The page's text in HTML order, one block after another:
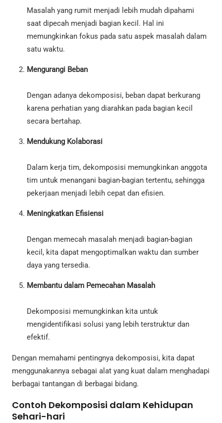
Masalah yang rumit menjadi lebih mudah dipahami
saat dipecah menjadi bagian kecil. Hal ini
memungkinkan fokus pada satu aspek masalah dalam
satu waktu.
Mengurangi Beban
Dengan adanya dekomposisi, beban dapat berkurang
karena perhatian yang diarahkan pada bagian kecil
secara bertahap.
Mendukung Kolaborasi
Dalam kerja tim, dekomposisi memungkinkan anggota
tim untuk menangani bagian-bagian tertentu, sehingga
pekerjaan menjadi lebih cepat dan efisien.
Meningkatkan Efisiensi
Dengan memecah masalah menjadi bagian-bagian
kecil, kita dapat mengoptimalkan waktu dan sumber
daya yang tersedia.
Membantu dalam Pemecahan Masalah
Dekomposisi memungkinkan kita untuk
mengidentifikasi solusi yang lebih terstruktur dan
efektif.
Dengan memahami pentingnya dekomposisi, kita dapat
menggunakannya sebagai alat yang kuat dalam menghadapi
berbagai tantangan di berbagai bidang.
Contoh Dekomposisi dalam Kehidupan
Sehari-hari